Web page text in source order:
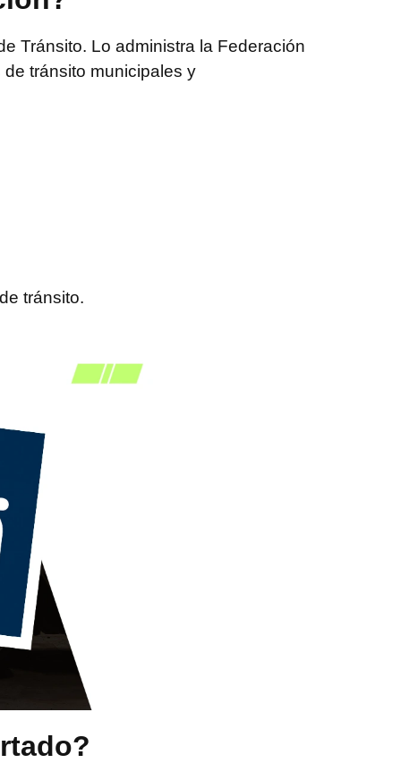
Tránsito. Lo administra la Federación
tránsito municipales y
tránsito.